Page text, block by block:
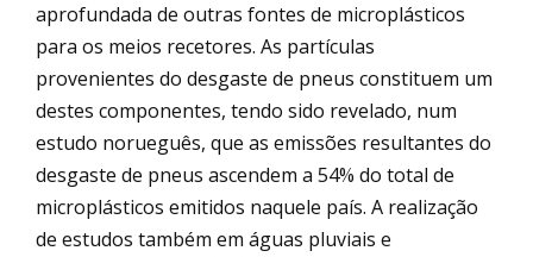
aprofundada de outras fontes de microplásticos
para os meios recetores. As partículas
provenientes do desgaste de pneus constituem um
destes componentes, tendo sido revelado, num
estudo norueguês, que as emissões resultantes do
desgaste de pneus ascendem a 54% do total de
microplásticos emitidos naquele país. A realização
de estudos também em águas pluviais e